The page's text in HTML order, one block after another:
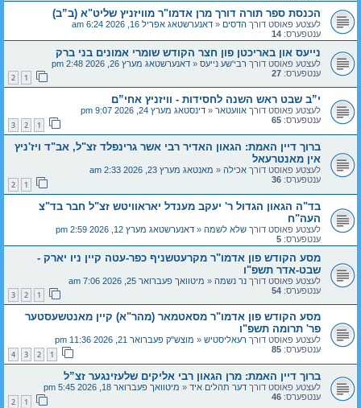
הכנסת ספר תורה דורך מרן אדמו"ר מוויזניץ שליט"א (ב”ב)
לעצטע פאוסט דורך הדסים « דאנערשטאג אפריל 16, 2026 6:24 am
ענטפערס: 14
נייעס און באריכטן פון חצר הקודש שומרי אמונים בני ברק
לעצטע פאוסט דורך רבי'שע נייעס « דאנערשטאג מערץ 26, 2026 2:48 pm
ענטפערס: 27
1
2
י”ב שבט ראש השנה לחסידות - וויזניץ אחי”ם
לעצטע פאוסט דורך אוועטאר « דינסטאג מערץ 24, 2026 9:07 pm
ענטפערס: 65
1
2
3
ברוך דיין האמת: הגאון האדיר רבי אשר גרינפלד זצ"ל, אב"ד ויז'ניץ
אין מאנטרעאל
לעצטע פאוסט דורך אכילה « מאנטאג מערץ 23, 2026 2:33 am
ענטפערס: 36
1
2
בד"ה הגאון הגדול ר' יעקב מענדל יאראוויטש זצ"ל חבר בד"צ
העה"ח
לעצטע פאוסט דורך שלא לשמה « דאנערשטאג מערץ 12, 2026 2:59 pm
ענטפערס: 5
מסע הקודש פון אדמו"ר מקרעטשניף כפר-עטה קיין ניו יארק -
שבט-אדר תשפ"ו
לעצטע פאוסט דורך נר נשמה « מיטוואך פעברואר 25, 2026 7:06 am
ענטפערס: 54
1
2
3
מסע הקודש פון אדמו"ר מסאטמאר (מהר"א) קיין מאנטשעסטער
פר' תרומה תשפ"ו
לעצטע פאוסט דורך רעאליסטיש « מוצש"ק פעברואר 21, 2026 11:36 pm
ענטפערס: 85
1
2
3
4
ברוך דיין האמת: מרן הגאון רבי אליקים שלעזינגער זצ”ל
לעצטע פאוסט דורך דער תהלים איד « מיטוואך פעברואר 18, 2026 5:45 pm
ענטפערס: 46
1
2